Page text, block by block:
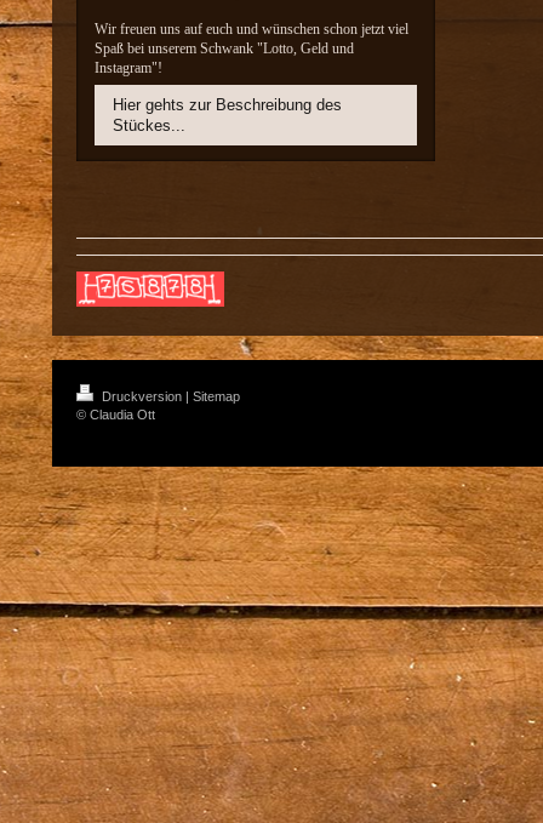
Wir freuen uns auf euch und wünschen schon jetzt viel
Spaß bei unserem Schwank "Lotto, Geld und
Instagram"!
Hier gehts zur Beschreibung des
Stückes...
Druckversion | Sitemap
© Claudia Ott